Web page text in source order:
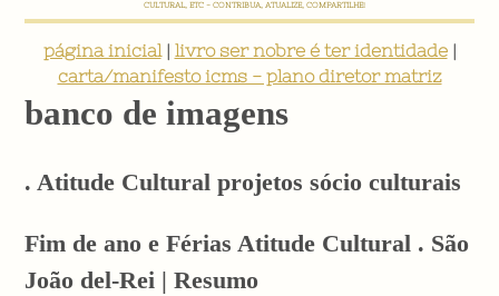
CULTURAL, ETC - CONTRIBUA, ATUALIZE, COMPARTILHE!
página inicial| livro ser nobre é ter identidade|
carta/manifesto icms - plano diretor matriz
banco de imagens
. Atitude Cultural projetos sócio culturais
Fim de ano e Férias Atitude Cultural . São
João del-Rei | Resumo